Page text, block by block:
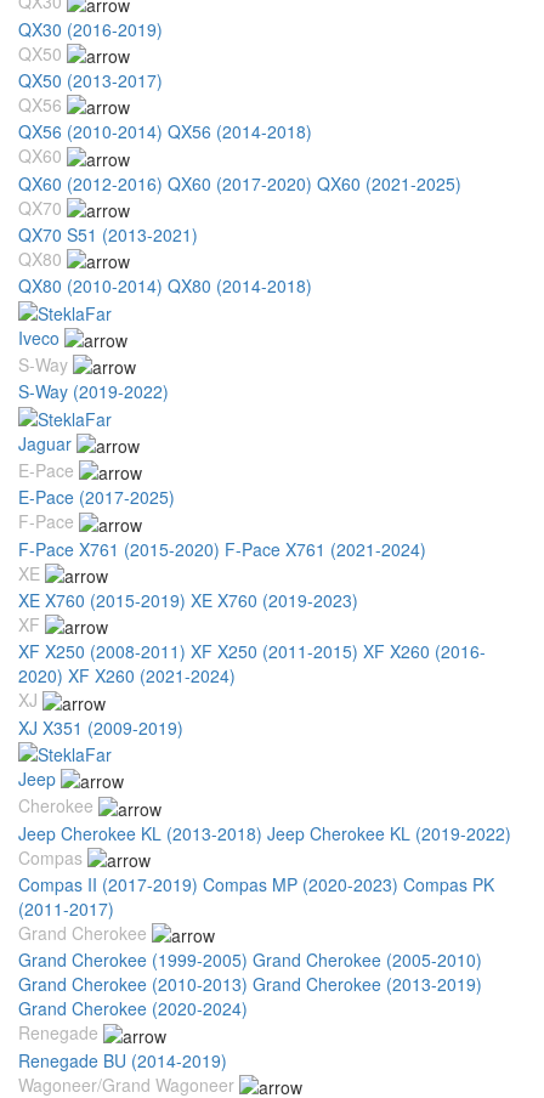
QX30 (2016-2019)
QX50
QX50 (2013-2017)
QX56
QX56 (2010-2014) QX56 (2014-2018)
QX60
QX60 (2012-2016) QX60 (2017-2020) QX60 (2021-2025)
QX70
QX70 S51 (2013-2021)
QX80
QX80 (2010-2014) QX80 (2014-2018)
Iveco
S-Way
S-Way (2019-2022)
Jaguar
E-Pace
E-Pace (2017-2025)
F-Pace
F-Pace X761 (2015-2020) F-Pace X761 (2021-2024)
XE
XE X760 (2015-2019) XE X760 (2019-2023)
XF
XF X250 (2008-2011) XF X250 (2011-2015) XF X260 (2016-
2020) XF X260 (2021-2024)
XJ
XJ X351 (2009-2019)
Jeep
Cherokee
Jeep Cherokee KL (2013-2018) Jeep Cherokee KL (2019-2022)
Compas
Compas II (2017-2019) Compas MP (2020-2023) Compas PK
(2011-2017)
Grand Cherokee
Grand Cherokee (1999-2005) Grand Cherokee (2005-2010)
Grand Cherokee (2010-2013) Grand Cherokee (2013-2019)
Grand Cherokee (2020-2024)
Renegade
Renegade BU (2014-2019)
Wagoneer/Grand Wagoneer